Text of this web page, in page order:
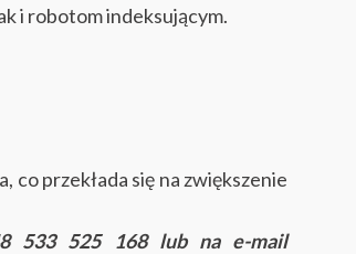
i robotom indeksującym.
przekłada się na zwiększenie
533 525 168 lub na e-mail